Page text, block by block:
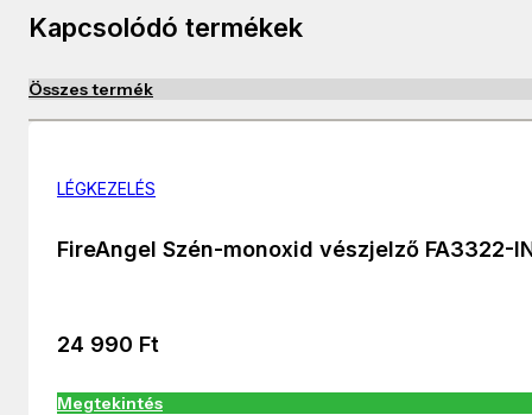
Kapcsolódó termékek
Összes termék
LÉGKEZELÉS
FireAngel Szén-monoxid vészjelző FA3322-
24 990 Ft
Megtekintés